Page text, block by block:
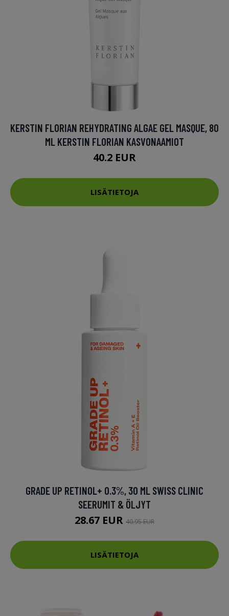
KERSTIN FLORIAN REHYDRATING ALGAE GEL MASQUE, 80
ML KERSTIN FLORIAN KASVONAAMIOT
40.2 EUR
LISÄTIETOJA
GRADE UP RETINOL+ 0.3%, 30 ML SWISS CLINIC
SEERUMIT & ÖLJYT
28.67 EUR 40.95 EUR
LISÄTIETOJA